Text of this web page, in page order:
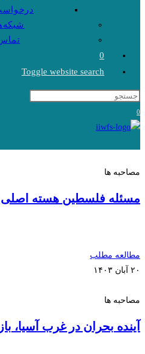
0
Toggle website search
0
مصاحبه ها
مسئله فلسطین هسته اصلی
مطالعه مطلب
۲۰ آبان ۱۴۰۳
مصاحبه ها
آینده بحران در غرب آسیا،